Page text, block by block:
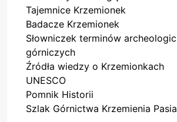
Tajemnice Krzemionek
Badacze Krzemionek
Słowniczek terminów
górniczych
Źródła wiedzy o Krzemionkach
UNESCO
Pomnik Historii
Szlak Górnictwa Krzemienia